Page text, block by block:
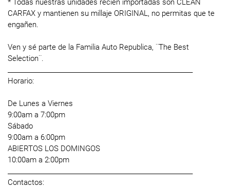
* Todas nuestras unidades recién importadas son CLEAN
CARFAX y mantienen su millaje ORIGINAL, no permitas que te
engañen.
Ven y sé parte de la Familia Auto Republica, ¨The Best
Selection¨.
Horario:
De Lunes a Viernes
9:00am a 7:00pm
Sábado
9:00am a 6:00pm
ABIERTOS LOS DOMINGOS
10:00am a 2:00pm
Contactos: